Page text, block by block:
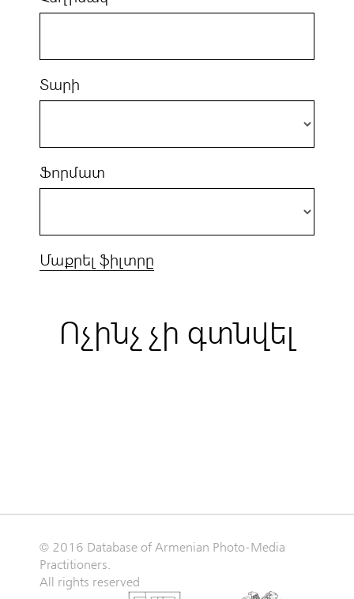
Տարի
Ֆորմատ
Մաքրել ֆիլտրը
Ոչինչ չի գտնվել
© 2016 Database of Armenian Photo-Media
Practitioners.
All rights reserved